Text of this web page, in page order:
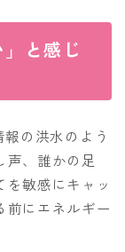
と感じ
の洪水のよう
声、誰かの足
敏感にキャッ
前にエネルギー